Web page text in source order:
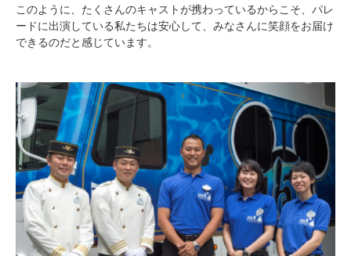
このように、たくさんのキャストが携わっているからこそ、パレ
ードに出演している私たちは安心して、みなさんに笑顔をお届け
できるのだと感じています。